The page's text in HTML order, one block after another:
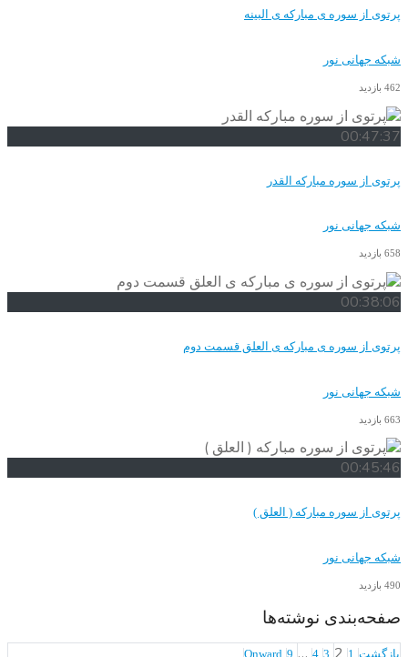
پرتوی از سوره ی مبارکه ی البینه
شبکه جهانی نور
462 بازدید
00:47:37
پرتوی از سوره مبارکه القدر
شبکه جهانی نور
658 بازدید
00:38:06
پرتوی از سوره ی مبارکه ی العلق قسمت دوم
شبکه جهانی نور
663 بازدید
00:45:46
پرتوی از سوره مبارکه ( العلق )
شبکه جهانی نور
490 بازدید
صفحه‌بندی نوشته‌ها
بازگشت 1
2
3
4
…
9
Onward